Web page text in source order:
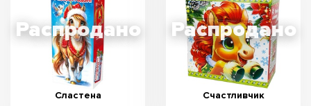
Сластена Счастливчик